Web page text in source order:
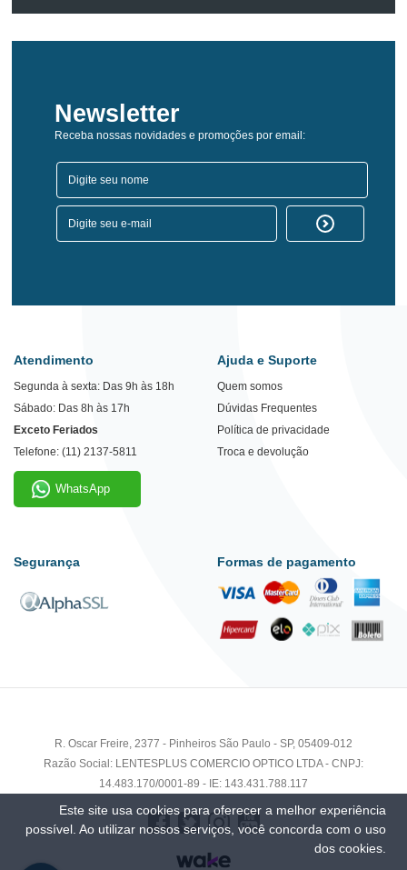
Newsletter
Receba nossas novidades e promoções por email:
Atendimento
Segunda à sexta: Das 9h às 18h
Sábado: Das 8h às 17h
Exceto Feriados
Telefone: (11) 2137-5811
WhatsApp
Ajuda e Suporte
Quem somos
Dúvidas Frequentes
Política de privacidade
Troca e devolução
Segurança Formas de pagamento
R. Oscar Freire, 2377 - Pinheiros São Paulo - SP, 05409-012
Razão Social: LENTESPLUS COMERCIO OPTICO LTDA - CNPJ:
14.483.170/0001-89 - IE: 143.431.788.117
Este site usa cookies para oferecer a melhor experiência
possível. Ao utilizar nossos serviços, você concorda com o uso
dos cookies.